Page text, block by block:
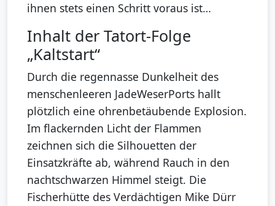
ihnen stets einen Schritt voraus ist…
Inhalt der Tatort-Folge
„Kaltstart“
Durch die regennasse Dunkelheit des
menschenleeren JadeWeserPorts hallt
plötzlich eine ohrenbetäubende Explosion.
Im flackernden Licht der Flammen
zeichnen sich die Silhouetten der
Einsatzkräfte ab, während Rauch in den
nachtschwarzen Himmel steigt. Die
Fischerhütte des Verdächtigen Mike Dürr